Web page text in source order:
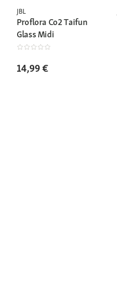
JBL
Proflora Co2 Taifun
Glass Midi
14,99 €